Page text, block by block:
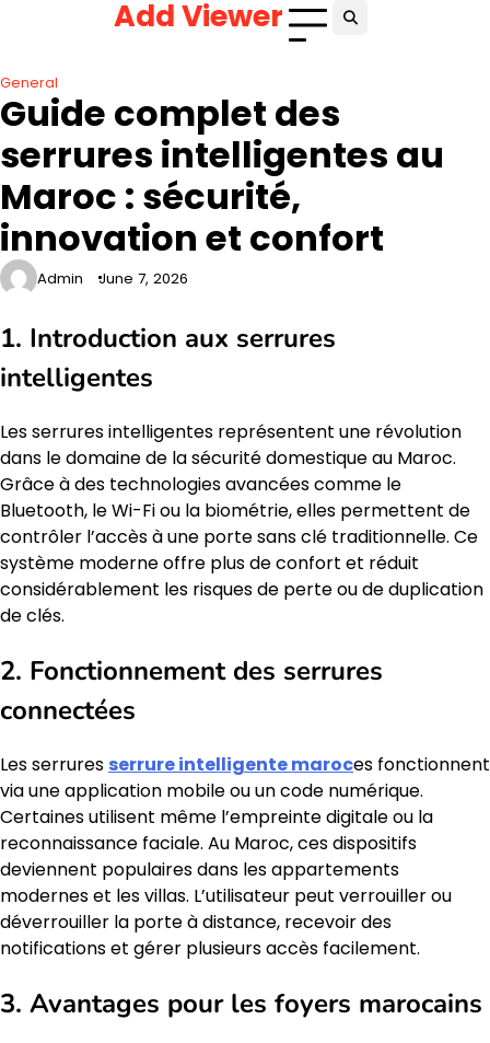
Add Viewer
General
Guide complet des
serrures intelligentes au
Maroc : sécurité,
innovation et confort
Admin June 7, 2026
1. Introduction aux serrures
intelligentes
Les serrures intelligentes représentent une révolution
dans le domaine de la sécurité domestique au Maroc.
Grâce à des technologies avancées comme le
Bluetooth, le Wi-Fi ou la biométrie, elles permettent de
contrôler l’accès à une porte sans clé traditionnelle. Ce
système moderne offre plus de confort et réduit
considérablement les risques de perte ou de duplication
de clés.
2. Fonctionnement des serrures
connectées
Les serrures serrure intelligente maroces fonctionnent
via une application mobile ou un code numérique.
Certaines utilisent même l’empreinte digitale ou la
reconnaissance faciale. Au Maroc, ces dispositifs
deviennent populaires dans les appartements
modernes et les villas. L’utilisateur peut verrouiller ou
déverrouiller la porte à distance, recevoir des
notifications et gérer plusieurs accès facilement.
3. Avantages pour les foyers marocains